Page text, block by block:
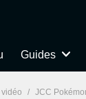
Guides
/ JCC